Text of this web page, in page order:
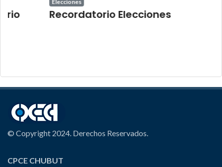
Recordatorio Elecciones
© Copyright 2024. Derechos Reservados.
CPCE CHUBUT